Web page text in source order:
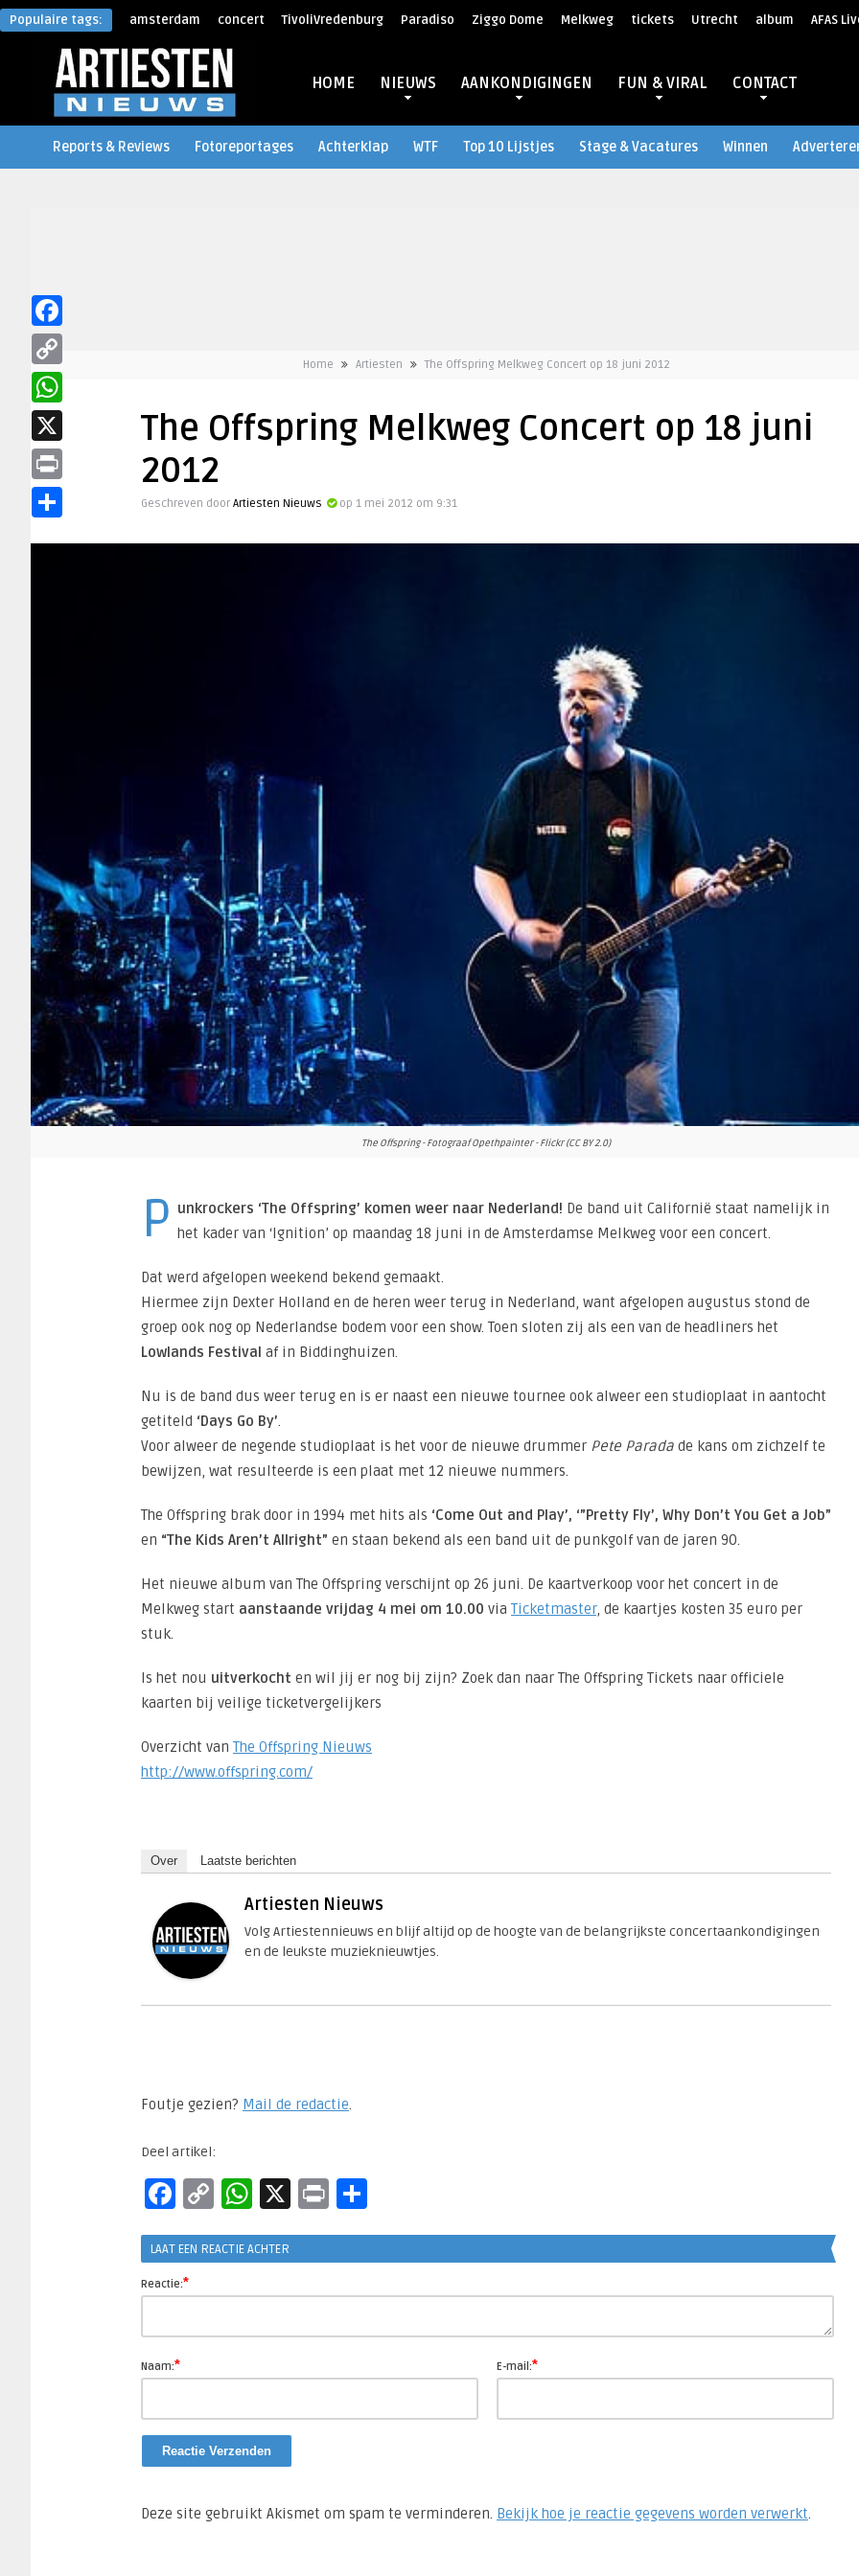
Populaire tags: amsterdam concert TivoliVredenburg Paradiso Ziggo Dome Melkweg tickets Utrecht album AFAS
HOME NIEUWS AANKONDIGINGEN FUN & VIRAL CONTACT
Reports & Reviews Fotoreportages Achterklap WTF Top 10 Lijstjes Stage & Vacatures Winnen
Home Artiesten The Offspring Melkweg Concert op 18 juni 2012
The Offspring Melkweg Concert op 18 juni
2012
Geschreven door Artiesten Nieuws op 1 mei 2012 om 9:31
The Offspring - Fotograaf Opethpainter - Flickr (CC BY 2.0)
P unkrockers ‘The Offspring’ komen weer naar Nederland! De band uit Californië staat namelijk in
het kader van ‘Ignition’ op maandag 18 juni in de Amsterdamse Melkweg voor een concert.
Dat werd afgelopen weekend bekend gemaakt.
Hiermee zijn Dexter Holland en de heren weer terug in Nederland, want afgelopen augustus stond de
groep ook nog op Nederlandse bodem voor een show. Toen sloten zij als een van de headliners het
Lowlands Festival af in Biddinghuizen.
Nu is de band dus weer terug en is er naast een nieuwe tournee ook alweer een studioplaat in aantocht
getiteld ‘Days Go By’.
Voor alweer de negende studioplaat is het voor de nieuwe drummer Pete Parada de kans om zichzelf te
bewijzen, wat resulteerde is een plaat met 12 nieuwe nummers.
The Offspring brak door in 1994 met hits als ‘Come Out and Play’, ‘”Pretty Fly’, Why Don’t You Get a Job”
en “The Kids Aren’t Allright” en staan bekend als een band uit de punkgolf van de jaren 90.
Het nieuwe album van The Offspring verschijnt op 26 juni. De kaartverkoop voor het concert in de
Melkweg start aanstaande vrijdag 4 mei om 10.00 viaTicketmaster, de kaartjes kosten 35 euro per
stuk.
Is het nou uitverkocht en wil jij er nog bij zijn? Zoek dan naar The Offspring Tickets naar officiele
kaarten bij veilige ticketvergelijkers
Overzicht vanThe Offspring Nieuws
http://www.offspring.com/
Over Laatste berichten
Artiesten Nieuws
Volg Artiestennieuws en blijf altijd op de hoogte van de belangrijkste concertaankondigingen
en de leukste muzieknieuwtjes.
Foutje gezien? Mail de redactie.​
Deel artikel:
Facebook
CopyWhatsApp
X Print
LAAT EEN REACTIE ACHTER
Reactie:*
Naam:* E-mail:*
Deze site gebruikt Akismet om spam te verminderen. Bekijk hoe je reactie gegevens worden verwerkt.
Facebook
Copy
Link
WhatsApp
X
Print